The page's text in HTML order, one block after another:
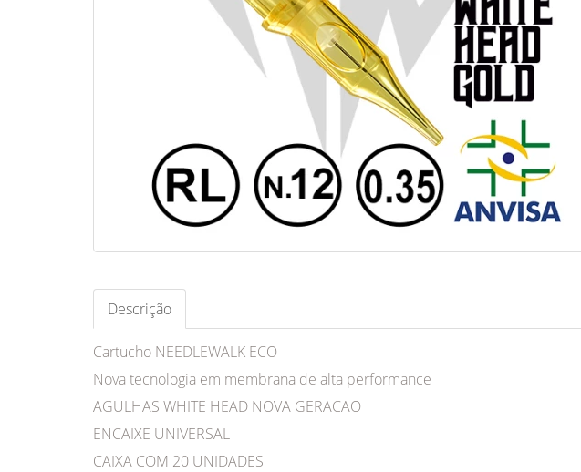
Descrição
Cartucho NEEDLEWALK ECO
Nova tecnologia em membrana de alta performance
AGULHAS WHITE HEAD NOVA GERACAO
ENCAIXE UNIVERSAL
CAIXA COM 20 UNIDADES